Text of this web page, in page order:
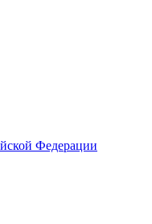
Федерации